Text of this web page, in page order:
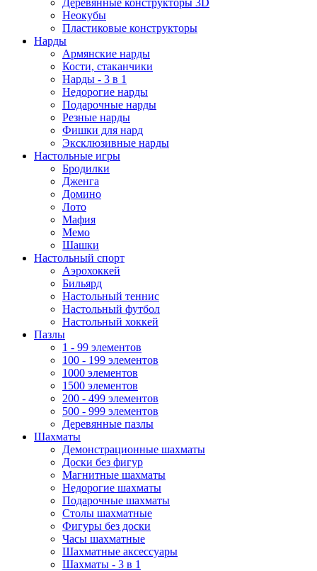
Деревянные конструкторы 3D
Неокубы
Пластиковые конструкторы
Нарды
Армянские нарды
Кости, стаканчики
Нарды - 3 в 1
Недорогие нарды
Подарочные нарды
Резные нарды
Фишки для нард
Эксклюзивные нарды
Настольные игры
Бродилки
Дженга
Домино
Лото
Мафия
Мемо
Шашки
Настольный спорт
Аэрохоккей
Бильярд
Настольный теннис
Настольный футбол
Настольный хоккей
Пазлы
1 - 99 элементов
100 - 199 элементов
1000 элементов
1500 элементов
200 - 499 элементов
500 - 999 элементов
Деревянные пазлы
Шахматы
Демонстрационные шахматы
Доски без фигур
Магнитные шахматы
Недорогие шахматы
Подарочные шахматы
Столы шахматные
Фигуры без доски
Часы шахматные
Шахматные аксессуары
Шахматы - 3 в 1